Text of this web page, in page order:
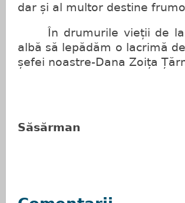
dar și al multor destine
În drumurile vieții de la
albă să lepădăm o lacrimă
șefei noastre-Dana Zoița
Pentru
Săsărman